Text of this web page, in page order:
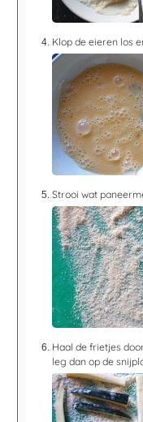
Klop de eieren los
Strooi wat
Haal de frietjes
leg dan op de